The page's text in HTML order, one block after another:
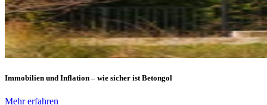
Immobilien und Inflation – wie sicher ist Betongol
Mehr erfahren